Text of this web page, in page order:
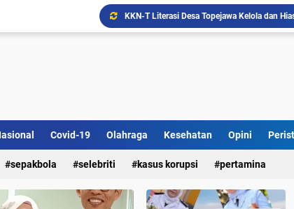
Ada Bank Sampah di Simpellu, Diinisiasi
Covid-19 Olahraga Kesehatan Opini
sepakbola selebriti kasus korupsi pertamina